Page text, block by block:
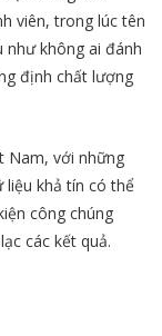
viên, trong lúc tên
như không ai đánh
định chất lượng
Nam, với những
liệu khả tín có thể
công chúng
các kết quả.